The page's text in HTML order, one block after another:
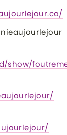
show/